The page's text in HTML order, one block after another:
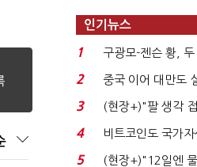
인기뉴스
1
구광모-젠슨 황,
로봇·AI 등 논...
2
중국 이어 대만도
국전쟁’
3
(현장+)"팔 생각
요"…'덜 똘똘한
4
비트코인도 국가
처분' 기준은 ...
5
(현장+)"12일엔